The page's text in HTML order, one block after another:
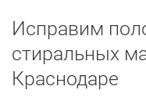
Исправим
стиральных
Краснодаре